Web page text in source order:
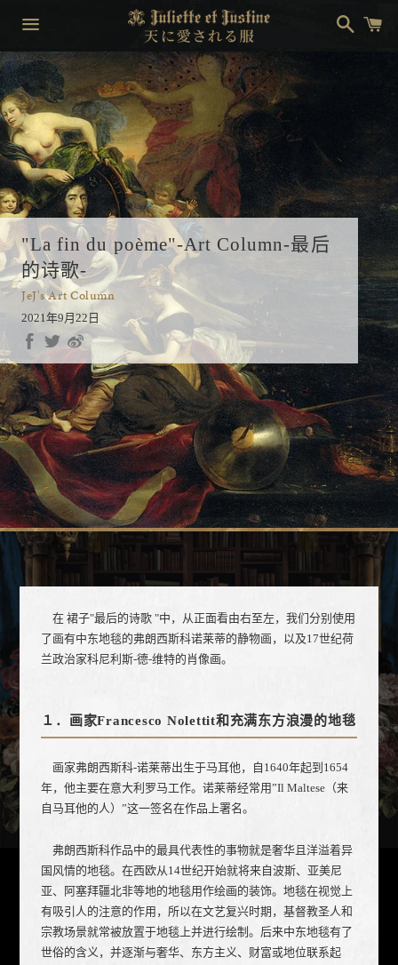
菜
"La fin du poème"-Art Column-最后
的诗歌-
JeJ's Art Column
2021年9月22日
在 裙子"最后的诗歌 "中，从正面看由右至左，我们分别使用
了画有中东地毯的弗朗西斯科诺莱蒂的静物画，以及17世纪荷
兰政治家科尼利斯-德-维特的肖像画。
１．画家Francesco Nolettit和充满东方浪漫的地毯
画家弗朗西斯科-诺莱蒂出生于马耳他，自1640年起到1654
年，他主要在意大利罗马工作。诺莱蒂经常用”Il Maltese（来
自马耳他的人）”这一签名在作品上署名。
弗朗西斯科作品中的最具代表性的事物就是奢华且洋溢着异
国风情的地毯。在西欧从14世纪开始就将来自波斯、亚美尼
亚、阿塞拜疆北非等地的地毯用作绘画的装饰。地毯在视觉上
有吸引人的注意的作用，所以在文艺复兴时期，基督教圣人和
宗教场景就常被放置于地毯上并进行绘制。后来中东地毯有了
世俗的含义，并逐渐与奢华、东方主义、财富或地位联系起